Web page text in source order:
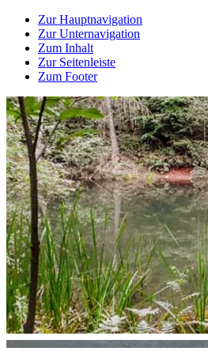
Zur Hauptnavigation
Zur Unternavigation
Zum Inhalt
Zur Seitenleiste
Zum Footer